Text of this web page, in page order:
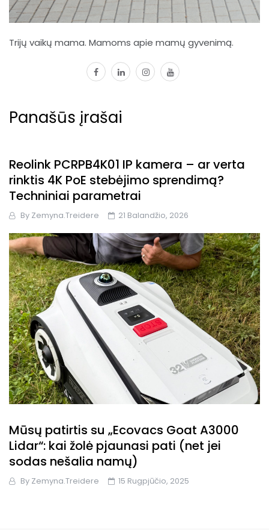
Trijų vaikų mama. Mamoms apie mamų gyvenimą.
facebook
linkedininstagram
youtube
Panašūs įrašai
Reolink PCRPB4K01 IP kamera – ar verta
rinktis 4K PoE stebėjimo sprendimą?
Techniniai parametrai
By Zemyna.treidere 21 Balandžio, 2026
Mūsų patirtis su „Ecovacs Goat A3000
Lidar“: kai žolė pjaunasi pati (net jei
sodas nešalia namų)
By Zemyna.treidere 15 Rugpjūčio, 2025